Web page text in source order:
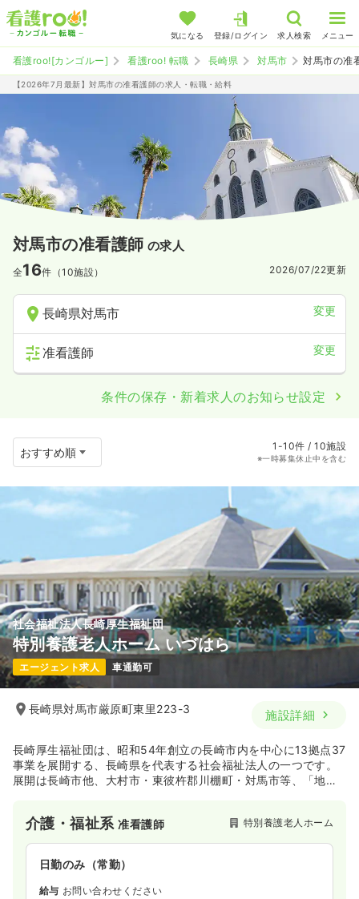
気になる 登録/ログイン 求人検索 メニュー
看護roo![カンゴルー] 看護roo! 転職 長崎県 対馬市 対馬市の准
【2026年7月最新】対馬市の准看護師の求人・転職・給料
対馬市の准看護師 の求人
全16件（10施設） 2026/07/22更新
長崎県対馬市 変更
准看護師 変更
条件の保存・新着求人のお知らせ設定
1-10件 / 10施設
※一時募集休止中を含む
社会福祉法人長崎厚生福祉団
特別養護老人ホーム いづはら
エージェント求人 車通勤可
長崎県対馬市厳原町東里223-3 施設詳細
長崎厚生福祉団は、昭和54年創立の長崎市内を中心に13拠点37
事業を展開する、長崎県を代表する社会福祉法人の一つです。
展開は長崎市他、大村市・東彼杵郡川棚町・対馬市等、「地域
サービスを担う中心的存在として期待される法人です。
介護・福祉系准看護師 特別養護老人ホーム
日勤のみ（常勤）
給与 お問い合わせください